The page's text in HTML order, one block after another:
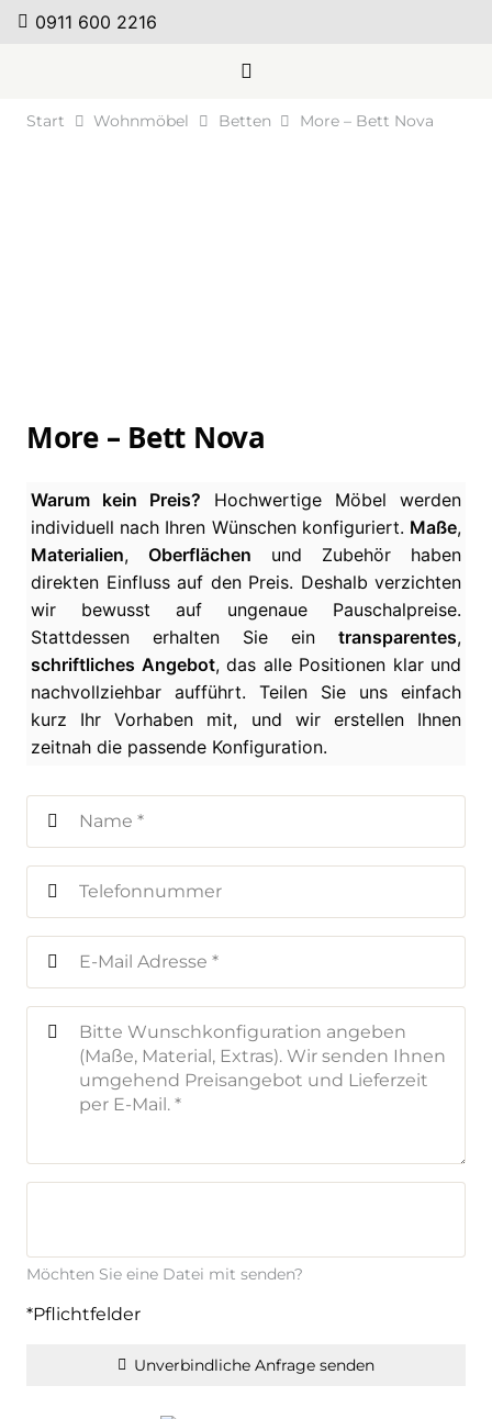
0911 600 2216
Start Wohnmöbel Betten More – Bett Nova
More – Bett Nova
Warum kein Preis? Hochwertige Möbel werden
individuell nach Ihren Wünschen konfiguriert. Maße,
Materialien, Oberflächen und Zubehör haben
direkten Einfluss auf den Preis. Deshalb verzichten
wir bewusst auf ungenaue Pauschalpreise.
Stattdessen erhalten Sie ein transparentes,
schriftliches Angebot, das alle Positionen klar und
nachvollziehbar aufführt. Teilen Sie uns einfach
kurz Ihr Vorhaben mit, und wir erstellen Ihnen
zeitnah die passende Konfiguration.
Möchten Sie eine Datei mit senden?
*Pflichtfelder
Unverbindliche Anfrage senden